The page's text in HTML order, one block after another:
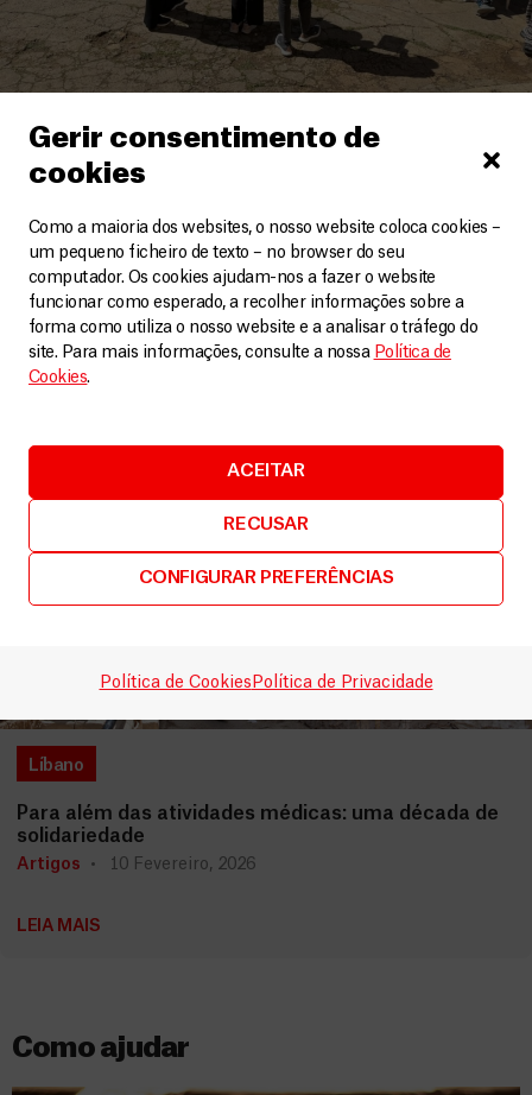
Gerir consentimento de
cookies
Como a maioria dos websites, o nosso website coloca cookies –
um pequeno ficheiro de texto – no browser do seu
computador. Os cookies ajudam-nos a fazer o website
funcionar como esperado, a recolher informações sobre a
forma como utiliza o nosso website e a analisar o tráfego do
site. Para mais informações, consulte a nossa Política de
Cookies.
ACEITAR
RECUSAR
CONFIGURAR PREFERÊNCIAS
Política de Cookies Política de Privacidade
Líbano
cuidados de saúde
Artigos 6 Abril, 2026
LEIA MAIS
Líbano
Para além das atividades médicas: uma década de
solidariedade
Artigos 10 Fevereiro, 2026
LEIA MAIS
Como ajudar